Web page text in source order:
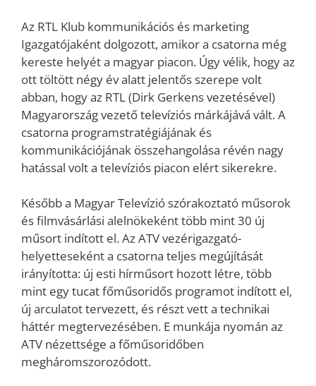
Az RTL Klub kommunikációs és marketing
Igazgatójaként dolgozott, amikor a csatorna még
kereste helyét a magyar piacon. Úgy vélik, hogy az
ott töltött négy év alatt jelentős szerepe volt
abban, hogy az RTL (Dirk Gerkens vezetésével)
Magyarország vezető televíziós márkájává vált. A
csatorna programstratégiájának és
kommunikációjának összehangolása révén nagy
hatással volt a televíziós piacon elért sikerekre.
Később a Magyar Televízió szórakoztató műsorok
és filmvásárlási alelnökeként több mint 30 új
műsort indított el. Az ATV vezérigazgató-
helyetteseként a csatorna teljes megújítását
irányította: új esti hírműsort hozott létre, több
mint egy tucat főműsoridős programot indított el,
új arculatot tervezett, és részt vett a technikai
háttér megtervezésében. E munkája nyomán az
ATV nézettsége a főműsoridőben
megháromszorozódott.